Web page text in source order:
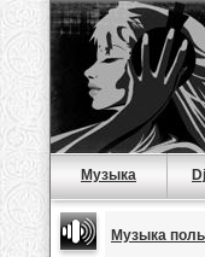
Музыка
Музыка